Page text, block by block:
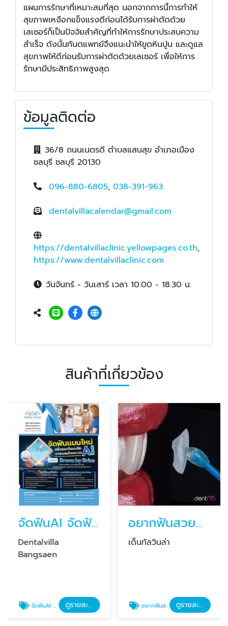
แผนการรักษาที่เหมาะสมที่สุด นอกจากการนี้การทำให้
สุขภาพเหงือกแข็งแรงดีก่อนได้รับการผ่าตัดด้วย
เลเซอร์ก็เป็นปัจจัยสำคัญที่ทำให้การรักษาประสบความ
สำเร็จ ดังนั้นทันตแพทย์จึงแนะนำให้ขูดหินปูน และดูแล
สุขภาพให้ดีก่อนรับการผ่าตัดด้วยเลเซอร์ เพื่อให้การ
รักษามีประสิทธิภาพสูงสุด
ข้อมูลติดต่อ
36/8 ถนนเนตรดี ตำบลแสนสุข อำเภอเมือง
ชลบุรี ชลบุรี 20130
096-880-6805, 038-391-963
dentalvillacalendar@gmail.com
https://dentalvillaclinic.yellowpages.co.th,
https://www.dentalvillaclinic.com
วันจันทร์ - วันเสาร์ เวลา 10.00 - 18.30 น.
สินค้าที่เกี่ยวข้อง
จัดฟันAI จัดฟันด้านใน จัดฟันแบบใหม่
Dentalvilla
Bangsaen
จัดฟันAI จัดฟันด้านใน จัดฟันแบบใหม่ ดูรายละเอียด
อยากฟันสวยต้องทำอย่างไร?
เด็นทัลวินล่า
อยากฟันสวยต้องทำอย่างไร ดูรายละเอียด